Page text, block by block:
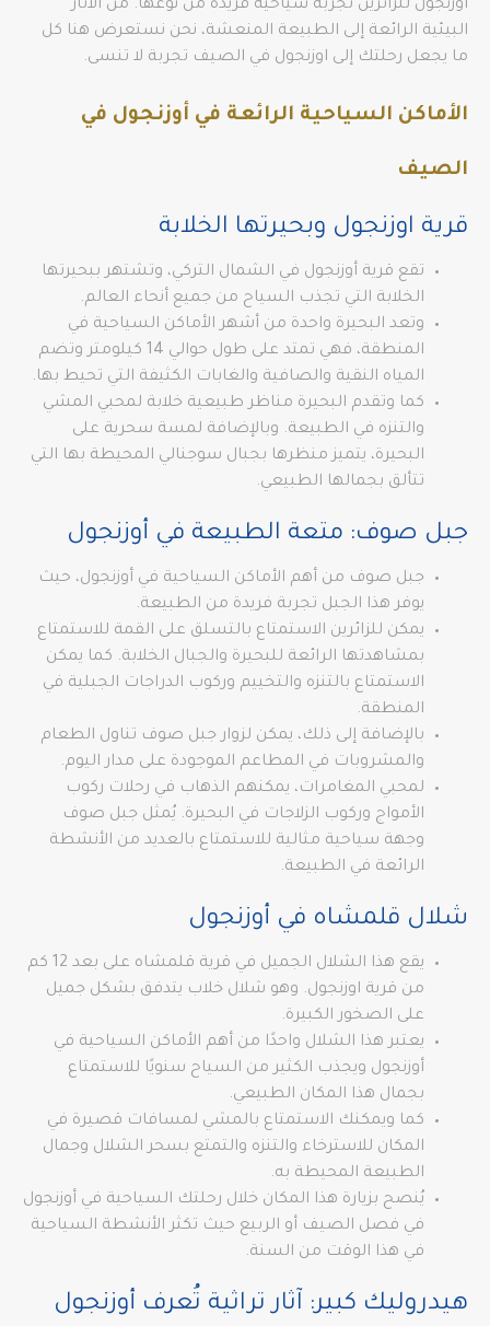
اوزنجول للزائرين تجربة سياحية فريدة من نوعها. من الآثار
البيئية الرائعة إلى الطبيعة المنعشة، نحن نستعرض هنا كل
ما يجعل رحلتك إلى اوزنجول في الصيف تجربة لا تنسى.
الأماكن السياحية الرائعة في أوزنجول في
الصيف
قرية اوزنجول وبحيرتها الخلابة
تقع قرية أوزنجول في الشمال التركي، وتشتهر ببحيرتها
الخلابة التي تجذب السياح من جميع أنحاء العالم.
وتعد البحيرة واحدة من أشهر الأماكن السياحية في
المنطقة، فهي تمتد على طول حوالي 14 كيلومتر وتضم
المياه النقية والصافية والغابات الكثيفة التي تحيط بها.
كما وتقدم البحيرة مناظر طبيعية خلابة لمحبي المشي
والتنزه في الطبيعة. وبالإضافة لمسة سحرية على
البحيرة، يتميز منظرها بجبال سوجنالي المحيطة بها التي
تتألق بجمالها الطبيعي.
جبل صوف: متعة الطبيعة في أوزنجول
جبل صوف من أهم الأماكن السياحية في أوزنجول، حيث
يوفر هذا الجبل تجربة فريدة من الطبيعة.
يمكن للزائرين الاستمتاع بالتسلق على القمة للاستمتاع
بمشاهدتها الرائعة للبحيرة والجبال الخلابة. كما يمكن
الاستمتاع بالتنزه والتخييم وركوب الدراجات الجبلية في
المنطقة.
بالإضافة إلى ذلك، يمكن لزوار جبل صوف تناول الطعام
والمشروبات في المطاعم الموجودة على مدار اليوم.
لمحبي المغامرات، يمكنهم الذهاب في رحلات ركوب
الأمواج وركوب الزلاجات في البحيرة. يُمثل جبل صوف
وجهة سياحية مثالية للاستمتاع بالعديد من الأنشطة
الرائعة في الطبيعة.
شلال قلمشاه في أوزنجول
يقع هذا الشلال الجميل في قرية قلمشاه على بعد 12 كم
من قرية اوزنجول. وهو شلال خلاب يتدفق بشكل جميل
على الصخور الكبيرة.
يعتبر هذا الشلال واحدًا من أهم الأماكن السياحية في
أوزنجول ويجذب الكثير من السياح سنويًا للاستمتاع
بجمال هذا المكان الطبيعي.
كما ويمكنك الاستمتاع بالمشي لمسافات قصيرة في
المكان للاسترخاء والتنزه والتمتع بسحر الشلال وجمال
الطبيعة المحيطة به.
يُنصح بزيارة هذا المكان خلال رحلتك السياحية في أوزنجول
في فصل الصيف أو الربيع حيث تكثر الأنشطة السياحية
في هذا الوقت من السنة.
هيدروليك كبير: آثار تراثية تُعرف أوزنجول